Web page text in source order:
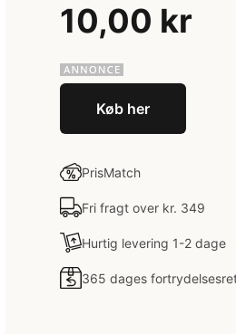
10,00 kr
Køb her
PrisMatch
Fri fragt over kr. 349
Hurtig levering 1-2 dage
365 dages